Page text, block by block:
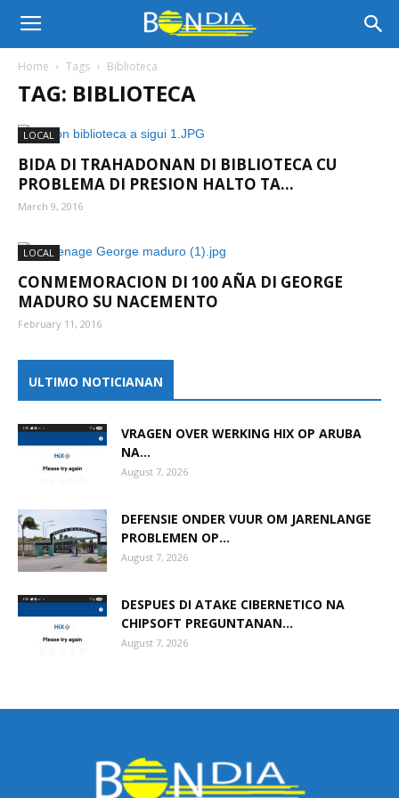
Bon
Aruba
Noticia
Home Tags Biblioteca
TAG: BIBLIOTECA
LOCAL
BIDA DI TRAHADONAN DI BIBLIOTECA CU
PROBLEMA DI PRESION HALTO TA...
March 9, 2016
LOCAL
CONMEMORACION DI 100 AÑA DI GEORGE
MADURO SU NACEMENTO
February 11, 2016
ULTIMO NOTICIANAN
VRAGEN OVER WERKING HIX OP ARUBA
NA...
August 7, 2026
DEFENSIE ONDER VUUR OM JARENLANGE
PROBLEMEN OP...
August 7, 2026
DESPUES DI ATAKE CIBERNETICO NA
CHIPSOFT PREGUNTANAN...
August 7, 2026